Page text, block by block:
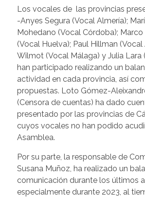
Los vocales de las provincias
-Anyes Segura (Vocal Almería);
Mohedano (Vocal Córdoba); Marco
(Vocal Huelva); Paul Hillman
Wilmot (Vocal Málaga) y Julia Lara
han participado realizando un
actividad en cada provincia, así
propuestas. Loto Gómez-
(Censora de cuentas) ha dado
presentado por las provincias de
cuyos vocales no han podido
Asamblea.
Por su parte, la responsable de
Susana Muñoz, ha realizado un
comunicación durante los últimos
especialmente durante 2023, al